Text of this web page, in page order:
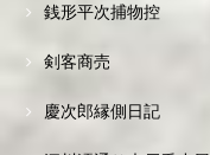
銭形平次捕物控
剣客商売
慶次郎縁側日記